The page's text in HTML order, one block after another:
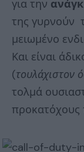
για την
της γυρνούν
μειωμένο
Και είναι
(τουλάχιστον
τολμά
προκατόχους